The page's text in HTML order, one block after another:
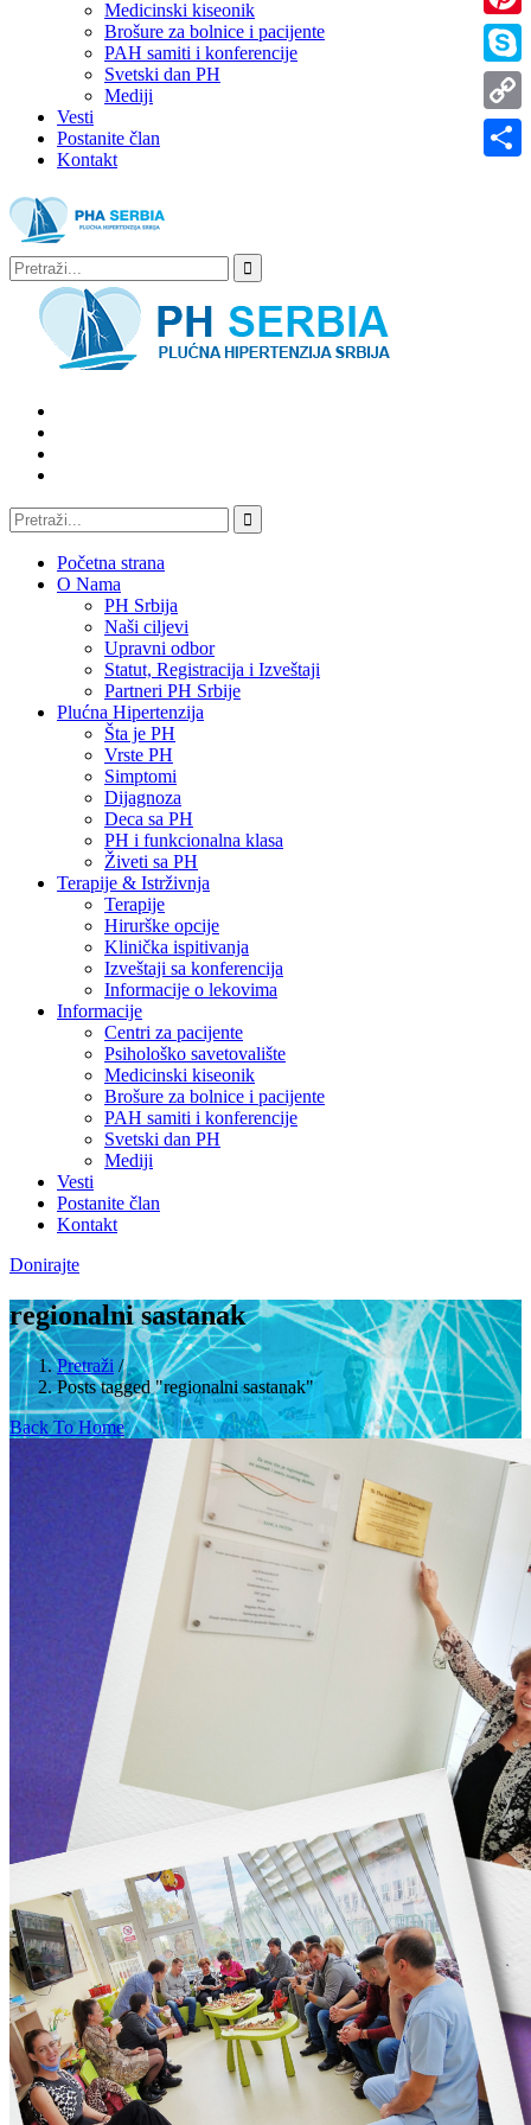
Medicinski kiseonik
Brošure za bolnice i pacijente
PAH samiti i konferencije
Svetski dan PH
Mediji
Vesti
Postanite član
Kontakt
Početna strana
O Nama
PH Srbija
Naši ciljevi
Upravni odbor
Statut, Registracija i Izveštaji
Partneri PH Srbije
Plućna Hipertenzija
Šta je PH
Vrste PH
Simptomi
Dijagnoza
Deca sa PH
PH i funkcionalna klasa
Živeti sa PH
Terapije & Istrživnja
Terapije
Hirurške opcije
Klinička ispitivanja
Izveštaji sa konferencija
Informacije o lekovima
Informacije
Centri za pacijente
Psihološko savetovalište
Medicinski kiseonik
Brošure za bolnice i pacijente
PAH samiti i konferencije
Svetski dan PH
Mediji
Vesti
Postanite član
Kontakt
Donirajte
regionalni sastanak
Pretraži /
Posts tagged "regionalni sastanak"
Back To Home
Skype
Copy